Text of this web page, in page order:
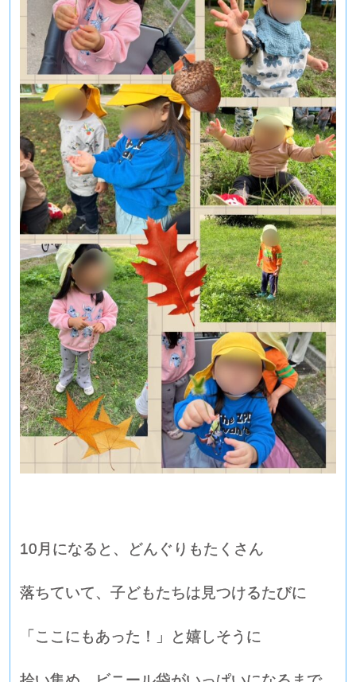
10月になると、どんぐりもたくさん
落ちていて、子どもたちは見つけるたびに
「ここにもあった！」と嬉しそうに